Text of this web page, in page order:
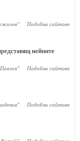
" Подобни сайтове
нейните
" Подобни сайтове
" Подобни сайтове